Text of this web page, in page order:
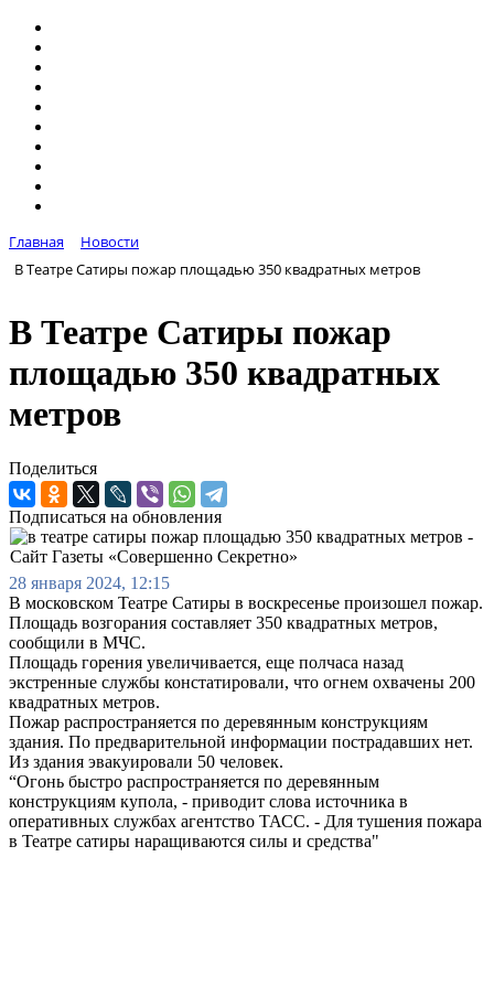
Главная
Новости
В Театре Сатиры пожар площадью 350 квадратных метров
В Театре Сатиры пожар
площадью 350 квадратных
метров
Поделиться
Подписаться на обновления
28 января 2024, 12:15
В московском Театре Сатиры в воскресенье произошел пожар.
Площадь возгорания составляет 350 квадратных метров,
сообщили в МЧС.
Площадь горения увеличивается, еще полчаса назад
экстренные службы констатировали, что огнем охвачены 200
квадратных метров.
Пожар распространяется по деревянным конструкциям
здания. По предварительной информации пострадавших нет.
Из здания эвакуировали 50 человек.
“Огонь быстро распространяется по деревянным
конструкциям купола, - приводит слова источника в
оперативных службах агентство ТАСС. - Для тушения пожара
в Театре сатиры наращиваются силы и средства"